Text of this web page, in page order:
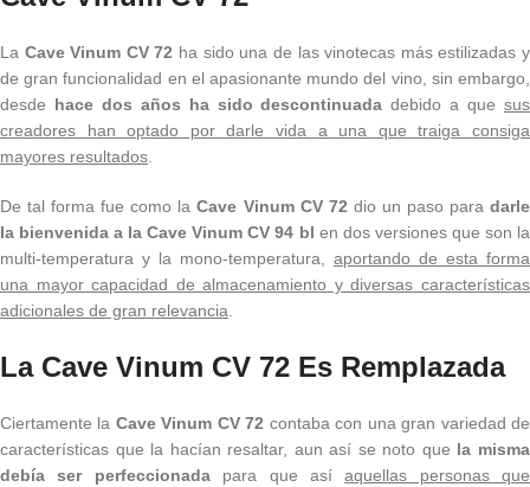
La Cave Vinum CV 72 ha sido una de las vinotecas más estilizadas y
de gran funcionalidad en el apasionante mundo del vino, sin embargo,
desde hace dos años ha sido descontinuada debido a quesus
creadores han optado por darle vida a una que traiga consiga
mayores resultados.
De tal forma fue como laCave Vinum CV 72 dio un paso paradarle
la bienvenida a la Cave Vinum CV 94 bl en dos versiones que son la
multi-temperatura y la mono-temperatura, aportando de esta forma
una mayor capacidad de almacenamiento y diversas características
adicionales de gran relevancia.
La Cave Vinum CV 72 Es Remplazada
Ciertamente la Cave Vinum CV 72 contaba con una gran variedad de
características que la hacían resaltar, aun así se noto que la misma
debía ser perfeccionadapara que asíaquellas personas que